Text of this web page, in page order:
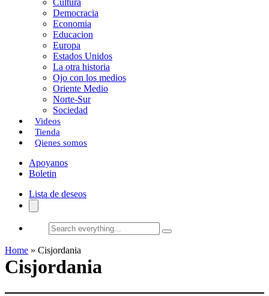
Cultura
Democracia
Economia
Educacion
Europa
Estados Unidos
La otra historia
Ojo con los medios
Oriente Medio
Norte-Sur
Sociedad
Videos
Tienda
Qienes somos
Apoyanos
Boletin
Lista de deseos
Search
everything...
Home » Cisjordania
Cisjordania